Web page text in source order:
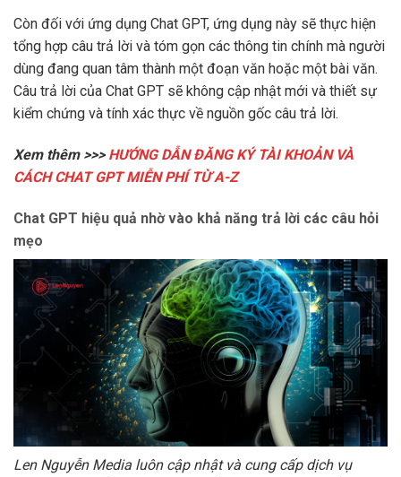
Còn đối với ứng dụng Chat GPT, ứng dụng này sẽ thực hiện
tổng hợp câu trả lời và tóm gọn các thông tin chính mà người
dùng đang quan tâm thành một đoạn văn hoặc một bài văn.
Câu trả lời của Chat GPT sẽ không cập nhật mới và thiết sự
kiểm chứng và tính xác thực về nguồn gốc câu trả lời.
Xem thêm >>> HƯỚNG DẪN ĐĂNG KÝ TÀI KHOẢN VÀ
CÁCH CHAT GPT MIỄN PHÍ TỪ A-Z
Chat GPT hiệu quả nhờ vào khả năng trả lời các câu hỏi
mẹo
Len Nguyễn Media luôn cập nhật và cung cấp dịch vụ